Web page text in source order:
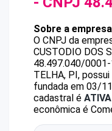
Sobre a empresa
O CNPJ da
CUSTODIO DOS
48.497.040/
TELHA, PI,
fundada em 03/
cadastral é ATIVA
econômica é